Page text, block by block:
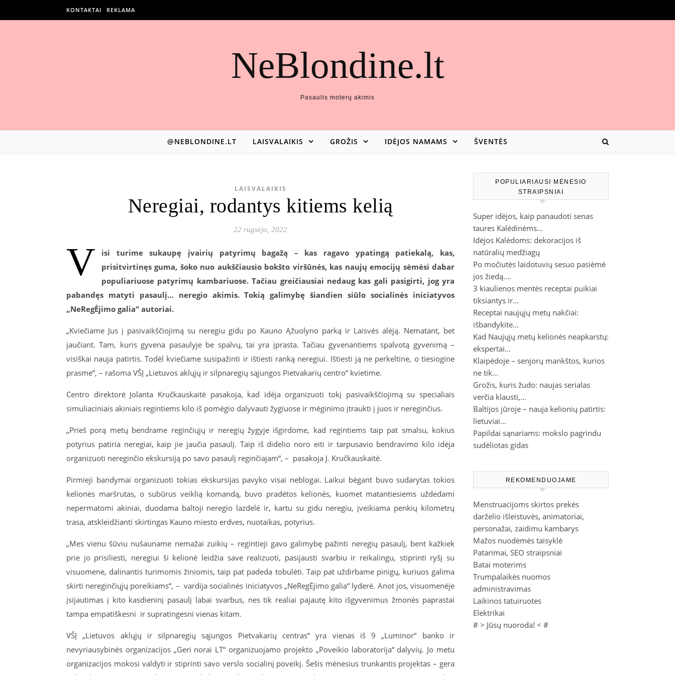
KONTAKTAI REKLAMA
NeBlondine.lt
Pasaulis moterų akimis
@NEBLONDINE.LT LAISVALAIKIS GROŽIS IDĖJOS NAMAMS ŠVENTĖS
LAISVALAIKIS
Neregiai, rodantys kitiems kelią
22 rugsėjo, 2022
V
isi turime sukaupę įvairių patyrimų bagažą – kas ragavo ypatingą patiekalą, kas,
prisitvirtinęs guma, šoko nuo aukščiausio bokšto viršūnės, kas naujų emocijų sėmėsi dabar
populiariuose patyrimų kambariuose. Tačiau greičiausiai nedaug kas gali pasigirti, jog yra
pabandęs matyti pasaulį… neregio akimis. Tokią galimybę šiandien siūlo socialinės iniciatyvos
„NeRegĖjimo galia“ autoriai.
„Kviečiame Jus į pasivaikščiojimą su neregiu gidu po Kauno Ąžuolyno parką ir Laisvės alėją. Nematant, bet
jaučiant. Tam, kuris gyvena pasaulyje be spalvų, tai yra įprasta. Tačiau gyvenantiems spalvotą gyvenimą –
visiškai nauja patirtis. Todėl kviečiame susipažinti ir ištiesti ranką neregiui. Ištiesti ją ne perkeltine, o tiesiogine
prasme“, – rašoma VŠĮ „Lietuvos aklųjų ir silpnaregių sąjungos Pietvakarių centro“ kvietime.
Centro direktorė Jolanta Kručkauskaitė pasakoja, kad idėja organizuoti tokį pasivaikščiojimą su specialiais
simuliaciniais akiniais regintiems kilo iš pomėgio dalyvauti žygiuose ir mėginimo įtraukti į juos ir nereginčius.
„Prieš porą metų bendrame reginčiųjų ir neregių žygyje išgirdome, kad regintiems taip pat smalsu, kokius
potyrius patiria neregiai, kaip jie jaučia pasaulį. Taip iš didelio noro eiti ir tarpusavio bendravimo kilo idėja
organizuoti nereginčio ekskursiją po savo pasaulį reginčiajam“, – pasakoja J. Kručkauskaitė.
Pirmieji bandymai organizuoti tokias ekskursijas pavyko visai neblogai. Laikui bėgant buvo sudarytas tokios
kelionės maršrutas, o subūrus veiklią komandą, buvo pradėtos kelionės, kuomet matantiesiems uždedami
nepermatomi akiniai, duodama baltoji neregio lazdelė ir, kartu su gidu neregiu, įveikiama penkių kilometrų
trasa, atskleidžianti skirtingas Kauno miesto erdves, nuotaikas, potyrius.
„Mes vienu šūviu nušauname nemažai zuikių – regintieji gavo galimybę pažinti neregių pasaulį, bent kažkiek
prie jo prisiliesti, neregiui ši kelionė leidžia save realizuoti, pasijausti svarbiu ir reikalingu, stiprinti ryšį su
visuomene, dalinantis turimomis žiniomis, taip pat padeda tobulėti. Taip pat uždirbame pinigų, kuriuos galima
skirti nereginčiųjų poreikiams“, – vardija socialinės iniciatyvos „NeRegĖjimo galia“ lyderė. Anot jos, visuomenėje
įsijautimas į kito kasdieninį pasaulį labai svarbus, nes tik realiai pajautę kito išgyvenimus žmonės paprastai
tampa empatiškesni ir supratingesni vienas kitam.
VŠĮ „Lietuvos aklųjų ir silpnaregių sąjungos Pietvakarių centras“ yra vienas iš 9 „Luminor“ banko ir
nevyriausybinės organizacijos „Geri norai LT“ organizuojamo projekto „Poveikio laboratorija“ dalyvių. Jo metu
organizacijos mokosi valdyti ir stiprinti savo verslo socialinį poveikį. Šešis mėnesius trunkantis projektas – gera
POPULIARIAUSI MĖNESIO
STRAIPSNIAI
Super idėjos, kaip panaudoti senas
taures Kalėdinėms…
Idėjos Kalėdoms: dekoracijos iš
natūralių medžiagų
Po močiutės laidotuvių sesuo pasiėmė
jos žiedą.…
3 kiaulienos mentės receptai puikiai
tiksiantys ir…
Receptai naujųjų metų nakčiai:
išbandykite…
Kad Naujųjų metų kelionės neapkarstų:
ekspertai…
Klaipėdoje – senjorų mankštos, kurios
ne tik…
Grožis, kuris žudo: naujas serialas
verčia klausti,…
Baltijos jūroje – nauja kelionių patirtis:
lietuviai…
Papildai sąnariams: mokslo pagrindu
sudėliotas gidas
REKOMENDUOJAME
Menstruacijoms skirtos prekės
darželio išleistuvės, animatoriai,
personažai, zaidimu kambarys
Mažos nuodėmės taisyklė
Patarimai, SEO straipsniai
Batai moterims
Trumpalaikės nuomos
administravimas
Laikinos tatuiruotes
Elektrikai
# > Jūsų nuoroda! < #